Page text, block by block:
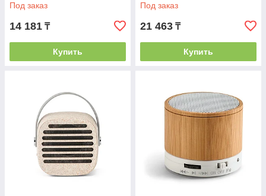
Под заказ
14 181 ₸
Купить
Под заказ
21 463 ₸
Купить